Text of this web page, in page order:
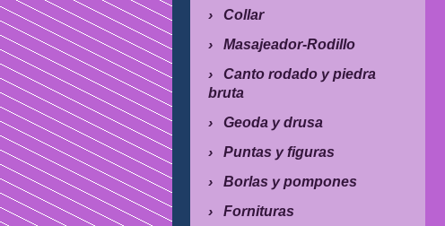
Collar
Masajeador-Rodillo
Canto rodado y piedra
bruta
Geoda y drusa
Puntas y figuras
Borlas y pompones
Fornituras